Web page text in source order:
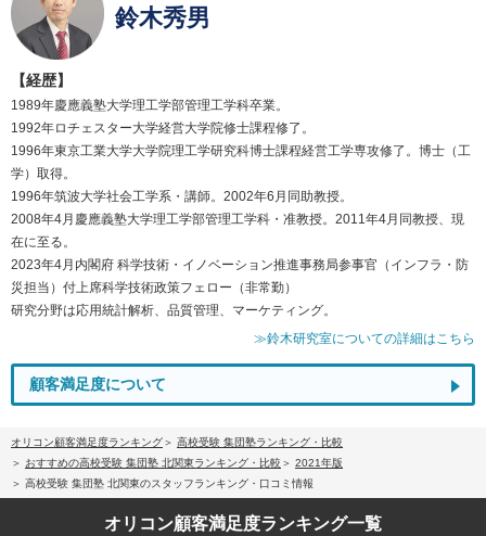
鈴木秀男
【経歴】
1989年慶應義塾大学理工学部管理工学科卒業。
1992年ロチェスター大学経営大学院修士課程修了。
1996年東京工業大学大学院理工学研究科博士課程経営工学専攻修了。博士（工
学）取得。
1996年筑波大学社会工学系・講師。2002年6月同助教授。
2008年4月慶應義塾大学理工学部管理工学科・准教授。2011年4月同教授、現
在に至る。
2023年4月内閣府 科学技術・イノベーション推進事務局参事官（インフラ・防
災担当）付上席科学技術政策フェロー（非常勤）
研究分野は応用統計解析、品質管理、マーケティング。
≫鈴木研究室についての詳細はこちら
顧客満足度について
オリコン顧客満足度ランキング
高校受験 集団塾ランキング・比較
おすすめの高校受験 集団塾 北関東ランキング・比較
2021年版
高校受験 集団塾 北関東のスタッフランキング・口コミ情報
オリコン顧客満足度ランキング一覧